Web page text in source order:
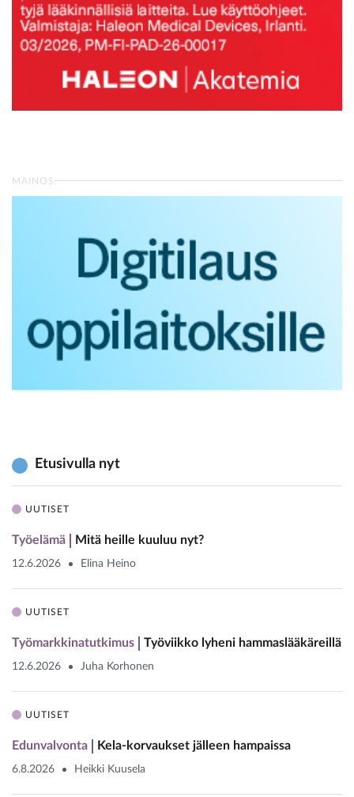
MAINOS
Etusivulla nyt
UUTISET
Työelämä Mitä heille kuuluu nyt?
12.6.2026 Elina Heino
UUTISET
Työmarkkinatutkimus Työviikko lyheni hammaslääkäreillä
12.6.2026 Juha Korhonen
UUTISET
Edunvalvonta Kela-korvaukset jälleen hampaissa
6.8.2026 Heikki Kuusela